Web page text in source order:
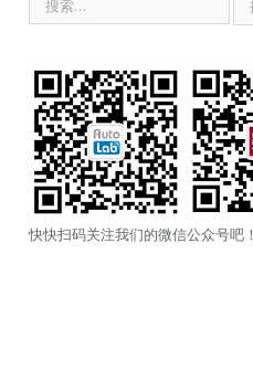
快快扫码关注我们的微信公众号吧！